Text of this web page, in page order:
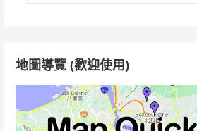
地圖導覽 (歡迎使用)